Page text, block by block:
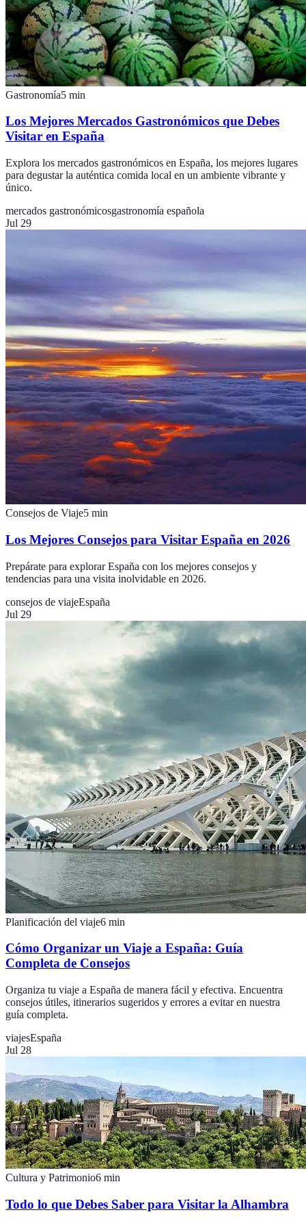
Gastronomía5 min
Los Mejores Mercados Gastronómicos que Debes
Visitar en España
Explora los mercados gastronómicos en España, los mejores lugares
para degustar la auténtica comida local en un ambiente vibrante y
único.
mercados gastronómicosgastronomía española
Jul 29
Consejos de Viaje5 min
Los Mejores Consejos para Visitar España en 2026
Prepárate para explorar España con los mejores consejos y
tendencias para una visita inolvidable en 2026.
consejos de viajeEspaña
Jul 29
Planificación del viaje6 min
Cómo Organizar un Viaje a España: Guía
Completa de Consejos
Organiza tu viaje a España de manera fácil y efectiva. Encuentra
consejos útiles, itinerarios sugeridos y errores a evitar en nuestra
guía completa.
viajesEspaña
Jul 28
Cultura y Patrimonio6 min
Todo lo que Debes Saber para Visitar la Alhambra